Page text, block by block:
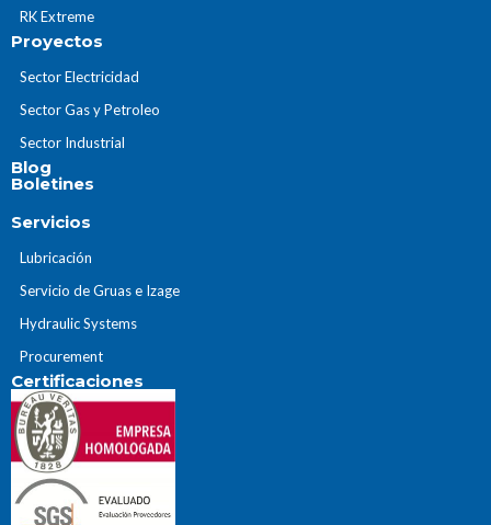
RK Extreme
Proyectos
Sector Electricidad
Sector Gas y Petroleo
Sector Industrial
Blog
Boletines
Servicios
Lubricación
Servicio de Gruas e Izage
Hydraulic Systems
Procurement
Certificaciones